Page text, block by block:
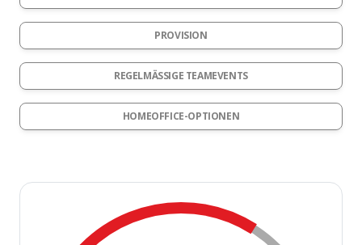
PROVISION
REGELMÄSSIGE TEAMEVENTS
HOMEOFFICE-OPTIONEN